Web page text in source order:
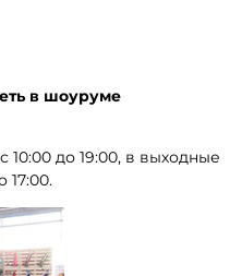
в шоуруме
10:00 до 19:00, в выходные
17:00.